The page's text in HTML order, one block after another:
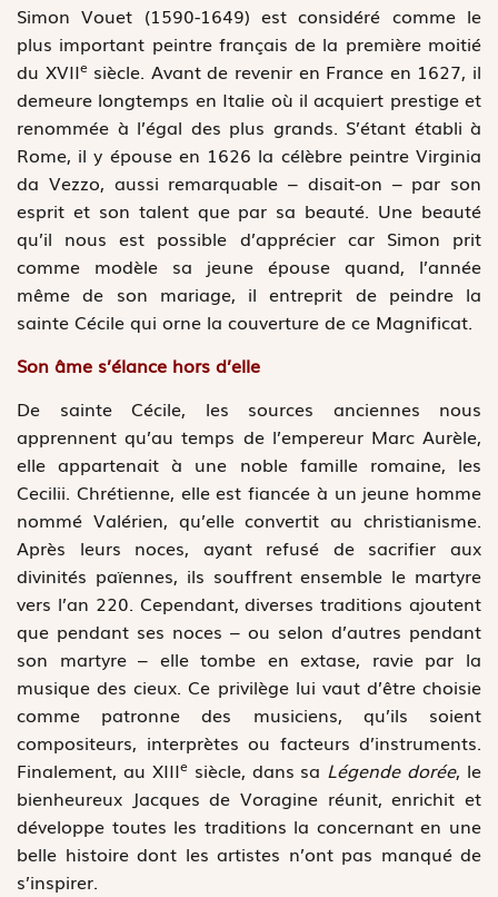
Simon Vouet (1590-1649) est considéré comme le
plus important peintre français de la première moitié
du XVIIesiècle. Avant de revenir en France en 1627, il
demeure longtemps en Italie où il acquiert prestige et
renommée à l’égal des plus grands. S’étant établi à
Rome, il y épouse en 1626 la célèbre peintre Virginia
da Vezzo, aussi remarquable – disait-on – par son
esprit et son talent que par sa beauté. Une beauté
qu’il nous est possible d’apprécier car Simon prit
comme modèle sa jeune épouse quand, l’année
même de son mariage, il entreprit de peindre la
sainte Cécile qui orne la couverture de ce Magnificat.
Son âme s’élance hors d’elle
De sainte Cécile, les sources anciennes nous
apprennent qu’au temps de l’empereur Marc Aurèle,
elle appartenait à une noble famille romaine, les
Cecilii. Chrétienne, elle est fiancée à un jeune homme
nommé Valérien, qu’elle convertit au christianisme.
Après leurs noces, ayant refusé de sacrifier aux
divinités païennes, ils souffrent ensemble le martyre
vers l’an 220. Cependant, diverses traditions ajoutent
que pendant ses noces – ou selon d’autres pendant
son martyre – elle tombe en extase, ravie par la
musique des cieux. Ce privilège lui vaut d’être choisie
comme patronne des musiciens, qu’ils soient
compositeurs, interprètes ou facteurs d’instruments.
Finalement, au XIIIesiècle, dans sa Légende dorée, le
bienheureux Jacques de Voragine réunit, enrichit et
développe toutes les traditions la concernant en une
belle histoire dont les artistes n’ont pas manqué de
s’inspirer.